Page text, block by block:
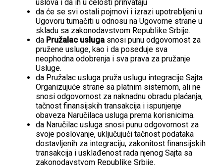
uslova i da ih u celosti prihvataju
da će se svi ostali pojmovi i izrazi upotrebljeni u
Ugovoru tumačiti u odnosu na Ugovorne strane u
skladu sa zakonodavstvom Republike Srbije.
da Pružalac usluga snosi punu odgovornost za
pružene usluge, kao i da poseduje sva
neophodna odobrenja i sva prava za pružanje
Usluge.
da Pružalac usluga pruža uslugu integracije Sajta
Organizujuće strane sa platnim sistemom, ali ne
snosi odgovornost za naknadnu obradu plaćanja,
tačnost finansijskih transakcija i ispunjenje
obaveza Naručilaca usluga prema korisnicima.
da Naručilac usluga snosi punu odgovornost za
svoje poslovanje, uključujući tačnost podataka
dostavljenih za integraciju, zakonitost finansijskih
transakcija i usklađenost rada njenog Sajta sa
zakonodavstvom Republike Srbije.